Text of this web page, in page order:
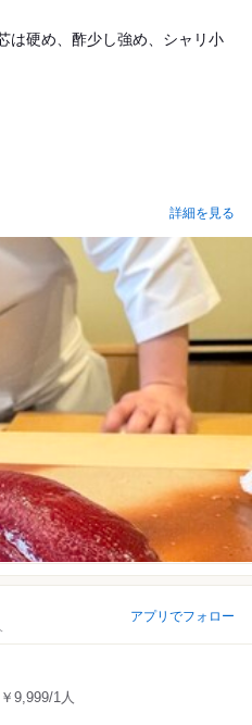
は硬め、酢少し強め、シャリ小
詳細を見る
アプリでフォロー
9,999/1人